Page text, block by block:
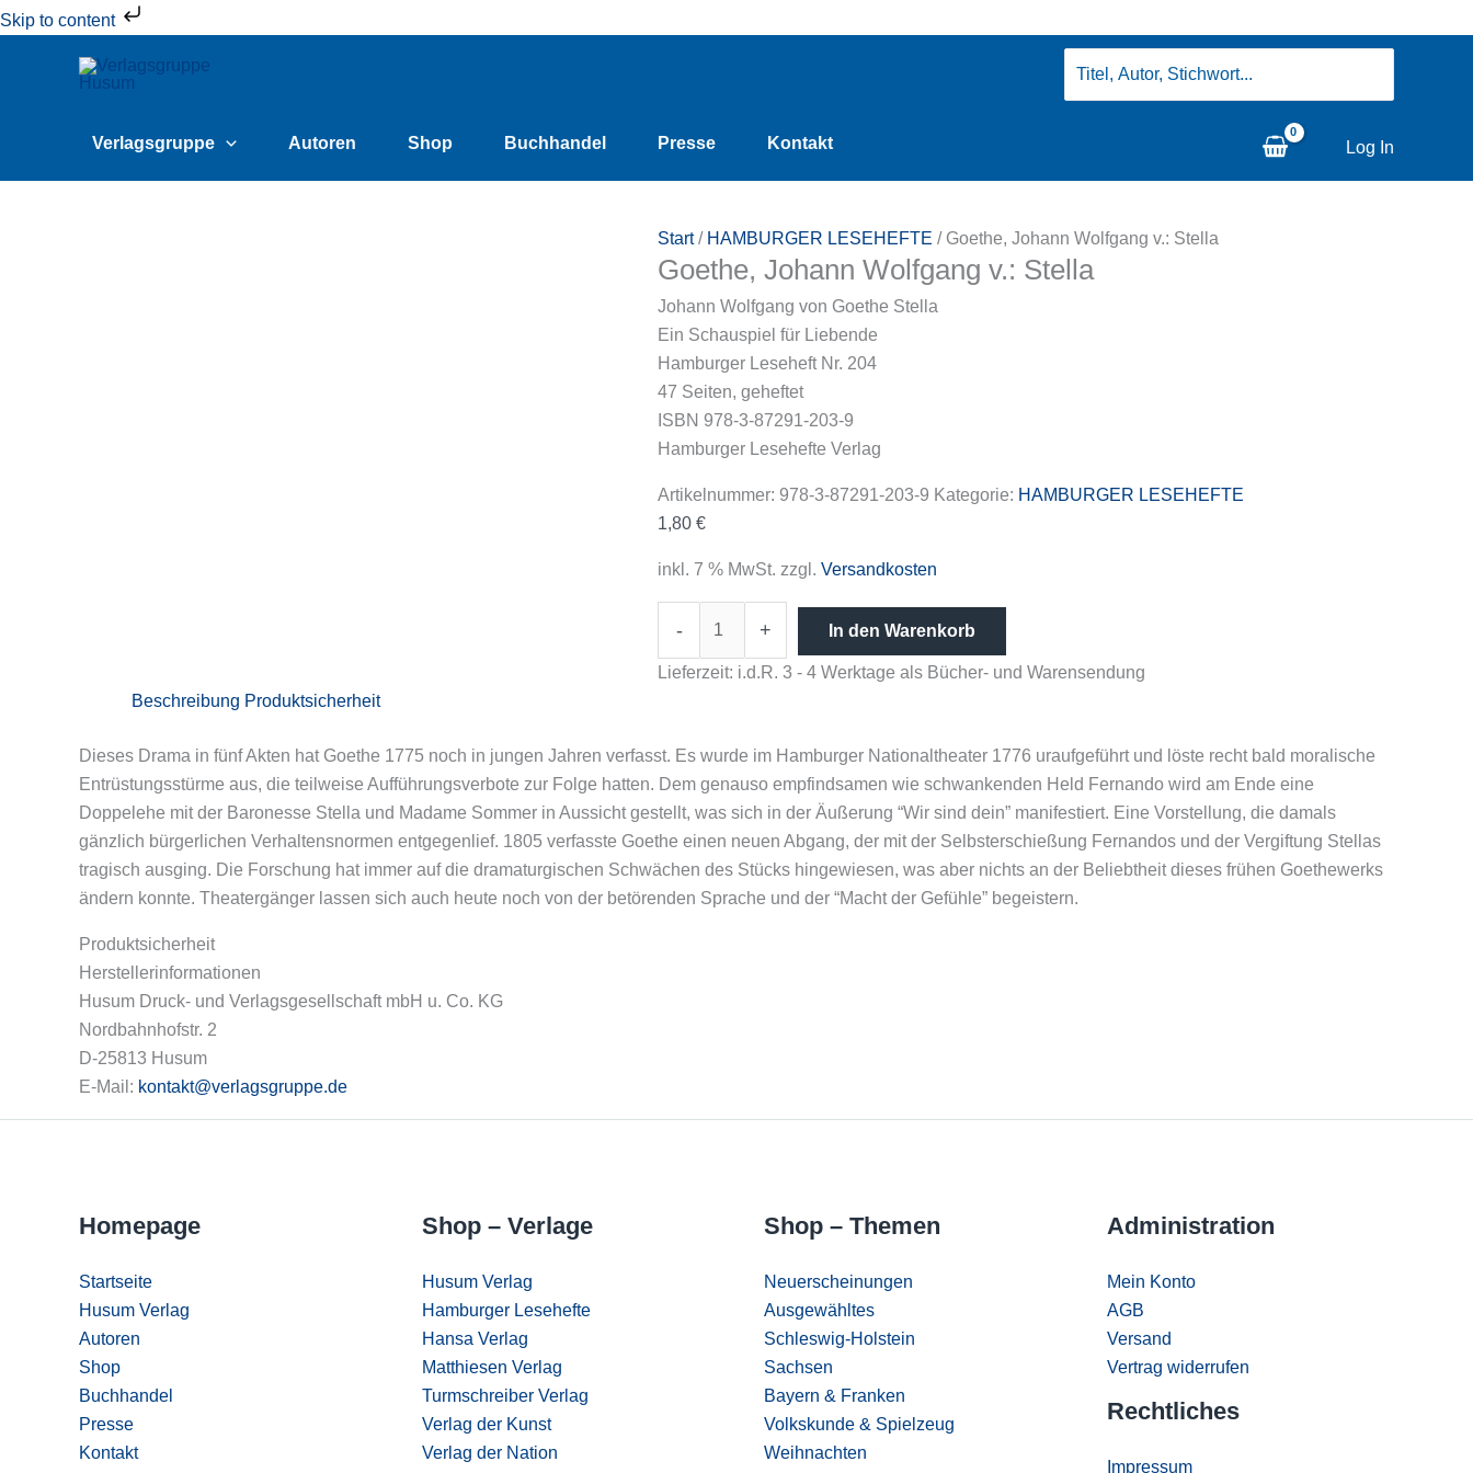
Skip to content
Zum
Inhalt
for:
Verlagsgruppe Autoren Shop Buchhandel Presse Kontakt Log In
Start/ HAMBURGER LESEHEFTE / Goethe, Johann Wolfgang v.: Stella
Goethe, Johann Wolfgang v.: Stella
Johann Wolfgang von Goethe Stella
Ein Schauspiel für Liebende
Hamburger Leseheft Nr. 204
47 Seiten, geheftet
ISBN 978-3-87291-203-9
Hamburger Lesehefte Verlag
Artikelnummer: 978-3-87291-203-9 Kategorie: HAMBURGER LESEHEFTE
1,80 €
inkl. 7 % MwSt. zzgl. Versandkosten
-
v.:
+ In den Warenkorb
Lieferzeit: i.d.R. 3 - 4 Werktage als Bücher- und Warensendung
Beschreibung Produktsicherheit
Dieses Drama in fünf Akten hat Goethe 1775 noch in jungen Jahren verfasst. Es wurde im Hamburger Nationaltheater 1776 uraufgeführt und löste recht bald moralische
Entrüstungsstürme aus, die teilweise Aufführungsverbote zur Folge hatten. Dem genauso empfindsamen wie schwankenden Held Fernando wird am Ende eine
Doppelehe mit der Baronesse Stella und Madame Sommer in Aussicht gestellt, was sich in der Äußerung “Wir sind dein” manifestiert. Eine Vorstellung, die damals
gänzlich bürgerlichen Verhaltensnormen entgegenlief. 1805 verfasste Goethe einen neuen Abgang, der mit der Selbsterschießung Fernandos und der Vergiftung Stellas
tragisch ausging. Die Forschung hat immer auf die dramaturgischen Schwächen des Stücks hingewiesen, was aber nichts an der Beliebtheit dieses frühen Goethewerks
ändern konnte. Theatergänger lassen sich auch heute noch von der betörenden Sprache und der “Macht der Gefühle” begeistern.
Produktsicherheit
Herstellerinformationen
Husum Druck- und Verlagsgesellschaft mbH u. Co. KG
Nordbahnhofstr. 2
D-25813 Husum
E-Mail: kontakt@verlagsgruppe.de
Homepage
Startseite
Husum Verlag
Autoren
Shop
Buchhandel
Presse
Kontakt
Shop – Verlage
Husum Verlag
Hamburger Lesehefte
Hansa Verlag
Matthiesen Verlag
Turmschreiber Verlag
Verlag der Kunst
Verlag der Nation
Shop – Themen
Neuerscheinungen
Ausgewähltes
Schleswig-Holstein
Sachsen
Bayern & Franken
Volkskunde & Spielzeug
Weihnachten
Administration
Mein Konto
AGB
Versand
Vertrag widerrufen
Rechtliches
Impressum